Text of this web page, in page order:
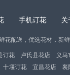
手机订花 关
花配送，优选花材，新
订花 卢氏县花店
义马
十堰订花 宜昌花店 襄